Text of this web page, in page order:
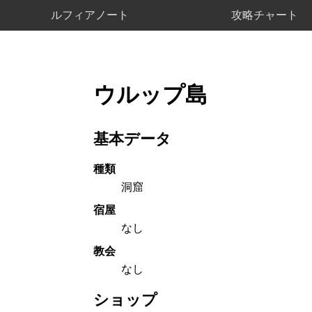
ルフィアノート 攻略チャート
ウルップ島
基本データ
種類
洞窟
宿屋
なし
教会
なし
ショップ